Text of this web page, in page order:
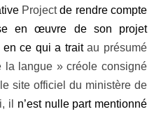
Projectde rendre compte
en œuvre de son projet
en ce qui a traitau présumé
la langue » créole consigné
site officiel du ministère de
il n’est nulle part mentionné